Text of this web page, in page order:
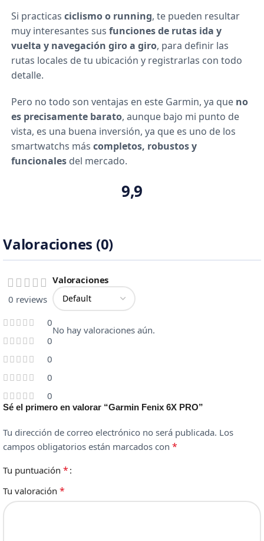
9,9
Si practicas ciclismo o running, te pueden resultar
muy interesantes sus funciones de rutas ida y
vuelta y navegación giro a giro, para definir las
rutas locales de tu ubicación y registrarlas con todo
detalle.
Pero no todo son ventajas en este Garmin, ya que no
es precisamente barato, aunque bajo mi punto de
vista, es una buena inversión, ya que es uno de los
smartwatchs más completos, robustos y
funcionales del mercado.
Valoraciones (0)
0 reviews
0
0
0
0
0
Valoraciones
No hay valoraciones aún.
Sé el primero en valorar “Garmin Fenix 6X PRO”
Tu dirección de correo electrónico no será publicada. Los
campos obligatorios están marcados con *
Tu puntuación *
Tu valoración *